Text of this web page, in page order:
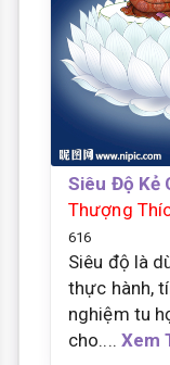
Siêu Độ Kẻ
Thượng
616
Siêu độ là
thực hành,
nghiệm tu
cho.... Xem